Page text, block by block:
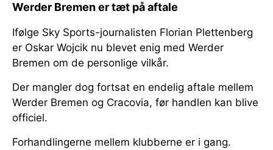
Werder Bremen er tæt på aftale
Ifølge Sky Sports-journalisten Florian Plettenberg
er Oskar Wojcik nu blevet enig med Werder
Bremen om de personlige vilkår.
Der mangler dog fortsat en endelig aftale mellem
Werder Bremen og Cracovia, før handlen kan blive
officiel.
Forhandlingerne mellem klubberne er i gang.